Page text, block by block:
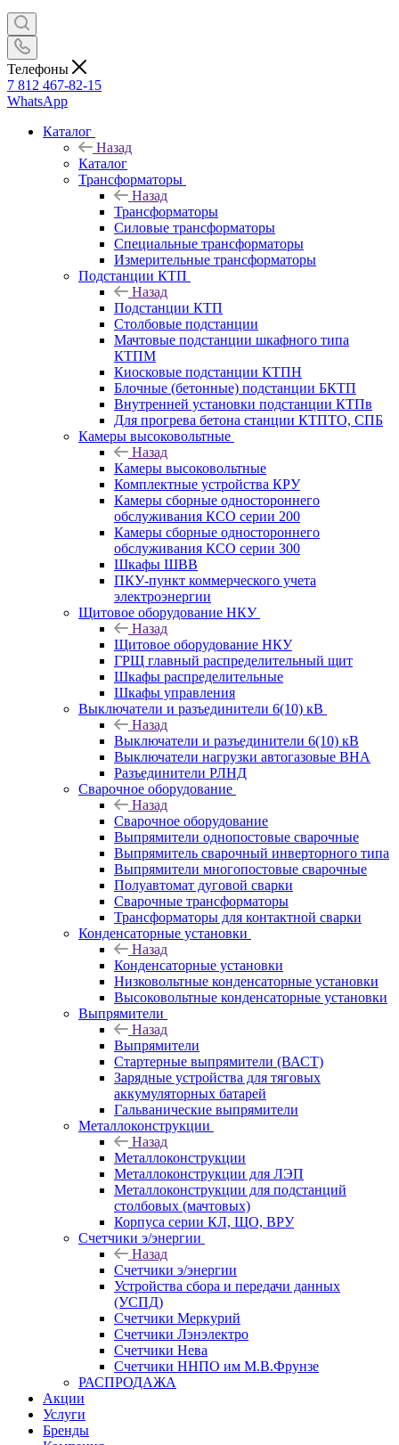
Телефоны
7 812 467-82-15
WhatsApp
Каталог
Назад
Каталог
Трансформаторы
Назад
Трансформаторы
Силовые трансформаторы
Специальные трансформаторы
Измерительные трансформаторы
Подстанции КТП
Назад
Подстанции КТП
Столбовые подстанции
Мачтовые подстанции шкафного типа
КТПМ
Киосковые подстанции КТПН
Блочные (бетонные) подстанции БКТП
Внутренней установки подстанции КТПв
Для прогрева бетона станции КТПТО, СПБ
Камеры высоковольтные
Назад
Камеры высоковольтные
Комплектные устройства КРУ
Камеры сборные одностороннего
обслуживания КСО серии 200
Камеры сборные одностороннего
обслуживания КСО серии 300
Шкафы ШВВ
ПКУ-пункт коммерческого учета
электроэнергии
Щитовое оборудование НКУ
Назад
Щитовое оборудование НКУ
ГРЩ главный распределительный щит
Шкафы распределительные
Шкафы управления
Выключатели и разъединители 6(10) кВ
Назад
Выключатели и разъединители 6(10) кВ
Выключатели нагрузки автогазовые ВНА
Разъединители РЛНД
Сварочное оборудование
Назад
Сварочное оборудование
Выпрямители однопостовые сварочные
Выпрямитель сварочный инверторного типа
Выпрямители многопостовые сварочные
Полуавтомат дуговой сварки
Сварочные трансформаторы
Трансформаторы для контактной сварки
Конденсаторные установки
Назад
Конденсаторные установки
Низковольтные конденсаторные установки
Высоковольтные конденсаторные установки
Выпрямители
Назад
Выпрямители
Стартерные выпрямители (ВАСТ)
Зарядные устройства для тяговых
аккумуляторных батарей
Гальванические выпрямители
Металлоконструкции
Назад
Металлоконструкции
Металлоконструкции для ЛЭП
Металлоконструкции для подстанций
столбовых (мачтовых)
Корпуса серии КЛ, ЩО, ВРУ
Счетчики э/энергии
Назад
Счетчики э/энергии
Устройства сбора и передачи данных
(УСПД)
Счетчики Меркурий
Счетчики Лэнэлектро
Счетчики Нева
Счетчики ННПО им М.В.Фрунзе
РАСПРОДАЖА
Акции
Услуги
Бренды